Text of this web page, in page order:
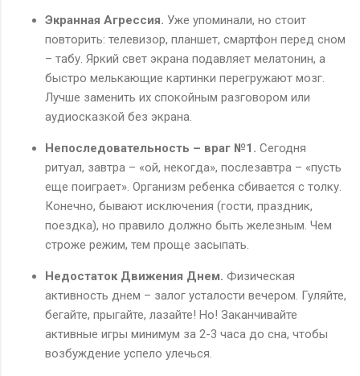
Экранная Агрессия. Уже упоминали, но стоит
повторить: телевизор, планшет, смартфон перед сном
– табу. Яркий свет экрана подавляет мелатонин, а
быстро мелькающие картинки перегружают мозг.
Лучше заменить их спокойным разговором или
аудиосказкой без экрана.
Непоследовательность – враг №1. Сегодня
ритуал, завтра – «ой, некогда», послезавтра – «пусть
еще поиграет». Организм ребенка сбивается с толку.
Конечно, бывают исключения (гости, праздник,
поездка), но правило должно быть железным. Чем
строже режим, тем проще засыпать.
Недостаток Движения Днем. Физическая
активность днем – залог усталости вечером. Гуляйте,
бегайте, прыгайте, лазайте! Но! Заканчивайте
активные игры минимум за 2-3 часа до сна, чтобы
возбуждение успело улечься.